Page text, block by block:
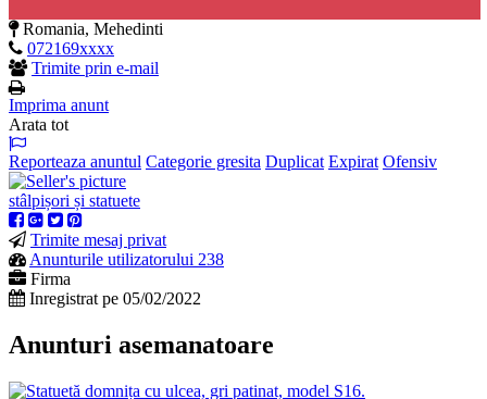
Romania, Mehedinti
072169xxxx
Trimite prin e-mail
Imprima anunt
Arata tot
Reporteaza anuntul Categorie gresita Duplicat Expirat Ofensiv
stâlpișori și statuete
Trimite mesaj privat
Anunturile utilizatorului 238
Firma
Inregistrat pe 05/02/2022
Anunturi asemanatoare